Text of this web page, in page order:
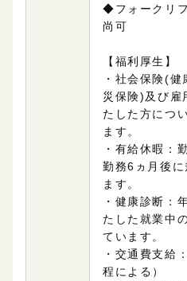
◆フォークリ
尚可
【福利厚生】
・社会保険(健
災保険)及び雇
たした方につ
ます。
・有給休暇：
勤務6ヵ月後
ます。
・健康診断：
たした就業中
ています。
・交通費支給
程による）